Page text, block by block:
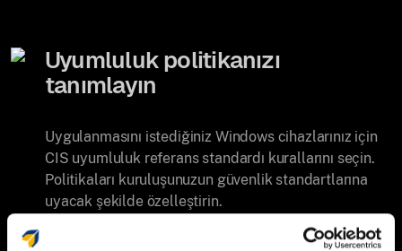
Uyumluluk politikanızı
tanımlayın
Uygulanmasını istediğiniz Windows cihazlarınız için
CIS uyumluluk referans standardı kurallarını seçin.
Politikaları kuruluşunuzun güvenlik standartlarına
uyacak şekilde özelleştirin.